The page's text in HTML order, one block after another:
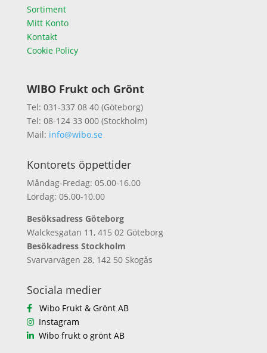
Sortiment
Mitt Konto
Kontakt
Cookie Policy
WIBO Frukt och Grönt
Tel: 031-337 08 40 (Göteborg)
Tel: 08-124 33 000 (Stockholm)
Mail: info@wibo.se
Kontorets öppettider
Måndag-Fredag: 05.00-16.00
Lördag: 05.00-10.00
Besöksadress Göteborg
Walckesgatan 11, 415 02 Göteborg
Besökadress Stockholm
Svarvarvägen 28, 142 50 Skogås
Sociala medier
Wibo Frukt & Grönt AB
Instagram
Wibo frukt o grönt AB